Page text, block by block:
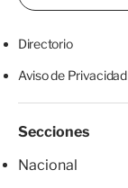
Directorio
Aviso de Privacidad
Secciones
Nacional